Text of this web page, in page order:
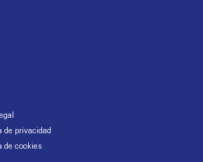
de privacidad
de cookies